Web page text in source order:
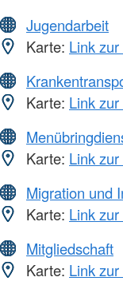
Jugendarbeit
Karte: Link
Karte: Link
Karte: Link
Migration und
Karte: Link
Mitgliedschaft
Karte: Link